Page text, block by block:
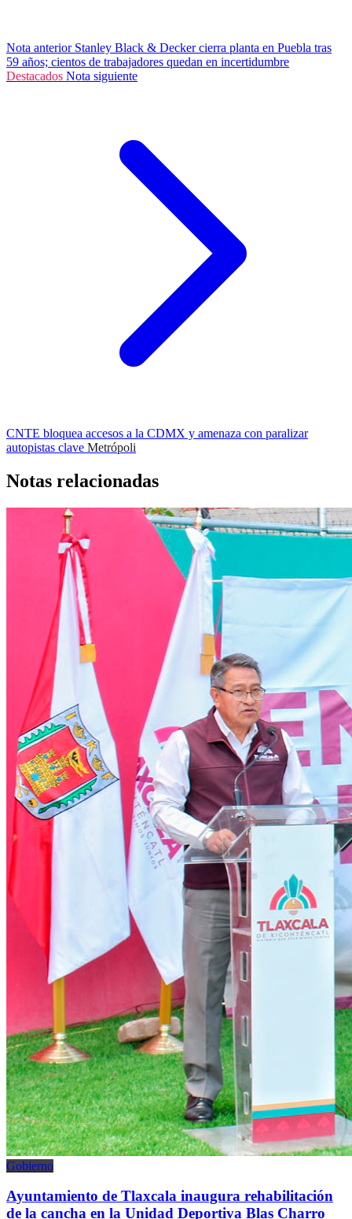
Nota anterior Stanley Black & Decker cierra planta en Puebla tras
59 años; cientos de trabajadores quedan en incertidumbre
Destacados Nota siguiente
CNTE bloquea accesos a la CDMX y amenaza con paralizar
autopistas clave Metrópoli
Notas relacionadas
Gobierno
Ayuntamiento de Tlaxcala inaugura rehabilitación
de la cancha en la Unidad Deportiva Blas Charro